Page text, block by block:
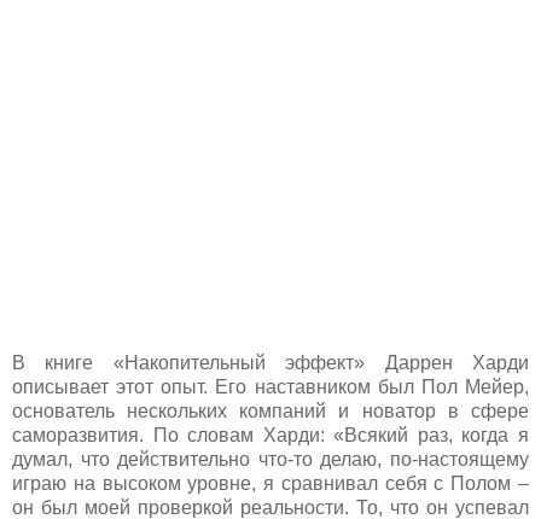
В книге «Накопительный эффект» Даррен Харди
описывает этот опыт. Его наставником был Пол Мейер,
основатель нескольких компаний и новатор в сфере
саморазвития. По словам Харди: «Всякий раз, когда я
думал, что действительно что-то делаю, по-настоящему
играю на высоком уровне, я сравнивал себя с Полом –
он был моей проверкой реальности. То, что он успевал